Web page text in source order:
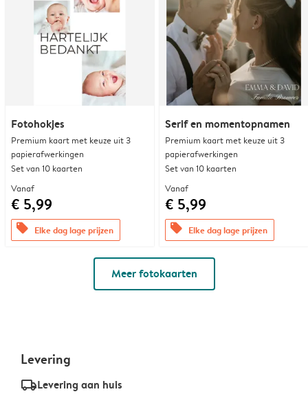
Fotohokjes
Premium kaart met keuze uit 3
papierafwerkingen
Set van 10 kaarten
Vanaf
€ 5,99
offers Elke dag lage prijzen
Serif en momentopnamen
Premium kaart met keuze uit 3
papierafwerkingen
Set van 10 kaarten
Vanaf
€ 5,99
offers Elke dag lage prijzen
Meer fotokaarten
Levering
delivery_standard_v2Levering aan huis